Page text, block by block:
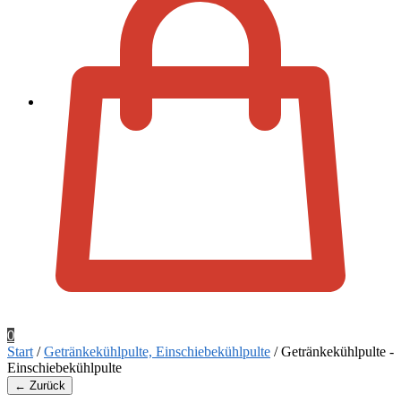
Zur Kassa
0
Start /Getränkekühlpulte, Einschiebekühlpulte /Getränkekühlpulte -
Einschiebekühlpulte
← Zurück